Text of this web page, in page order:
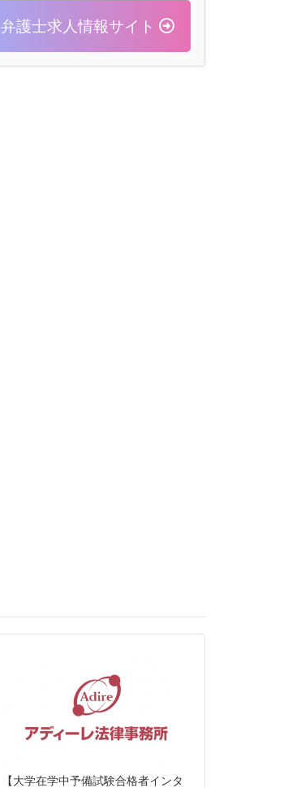
弁護士求人情報サイト
【大学在学中予備試験合格者インタ